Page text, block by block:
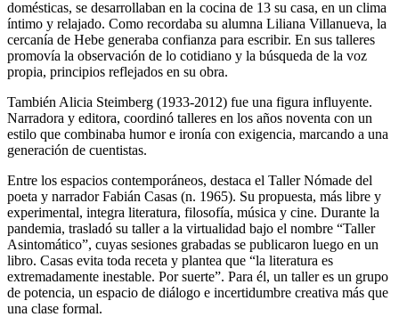
domésticas, se desarrollaban en la cocina de 13 su casa, en un clima
íntimo y relajado. Como recordaba su alumna Liliana Villanueva, la
cercanía de Hebe generaba confianza para escribir. En sus talleres
promovía la observación de lo cotidiano y la búsqueda de la voz
propia, principios reflejados en su obra.
También Alicia Steimberg (1933-2012) fue una figura influyente.
Narradora y editora, coordinó talleres en los años noventa con un
estilo que combinaba humor e ironía con exigencia, marcando a una
generación de cuentistas.
Entre los espacios contemporáneos, destaca el Taller Nómade del
poeta y narrador Fabián Casas (n. 1965). Su propuesta, más libre y
experimental, integra literatura, filosofía, música y cine. Durante la
pandemia, trasladó su taller a la virtualidad bajo el nombre “Taller
Asintomático”, cuyas sesiones grabadas se publicaron luego en un
libro. Casas evita toda receta y plantea que “la literatura es
extremadamente inestable. Por suerte”. Para él, un taller es un grupo
de potencia, un espacio de diálogo e incertidumbre creativa más que
una clase formal.